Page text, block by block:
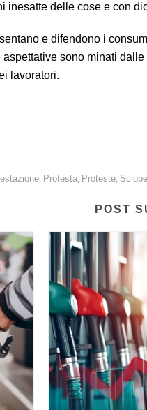
inesatte delle cose e con
e difendono i
sono minati
lavoratori.
, Protesta, Proteste,
POST